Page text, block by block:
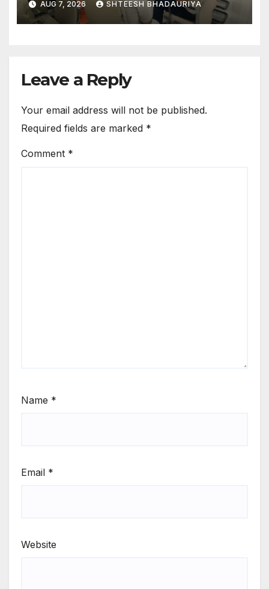
Mathura Issues New
Janmashtami Bhandara
AUG 7, 2026 SHTEESH BHADAURIYA
Leave a Reply
Your email address will not be published.
Required fields are marked *
Comment *
Name *
Email *
Website